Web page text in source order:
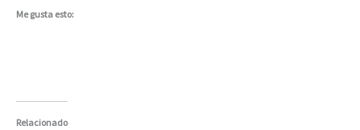
Me gusta esto:
Relacionado